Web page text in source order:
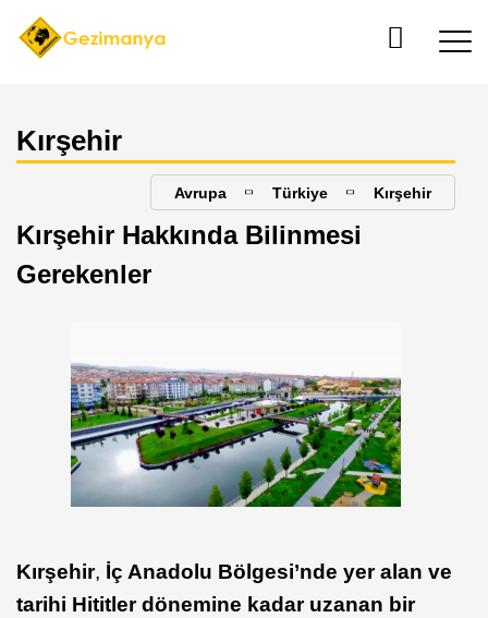
Kırşehir
Avrupa Türkiye Kırşehir
Kırşehir Hakkında Bilinmesi
Gerekenler
Kırşehir, İç Anadolu Bölgesi’nde yer alan ve
tarihi Hititler dönemine kadar uzanan bir